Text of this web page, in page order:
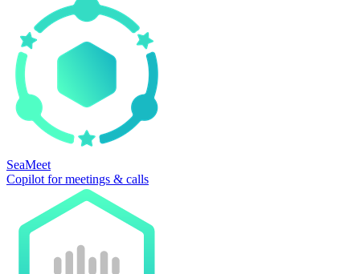
SeaMeet
Copilot for meetings & calls